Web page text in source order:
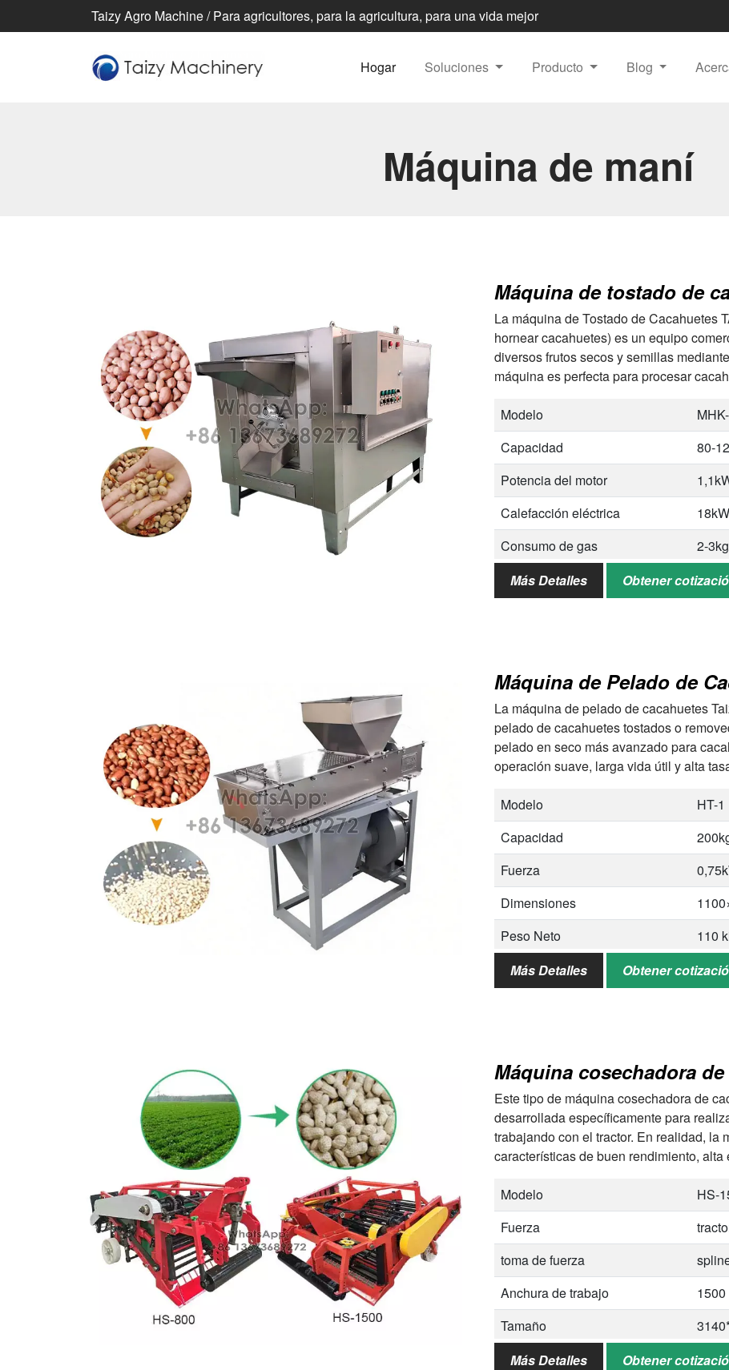
Taizy Agro Machine / Para agricultores, para la agricultura, para una vida mejor
Hogar Soluciones Producto Blog
Máquina de maní
Máquina de tostado de
La máquina de Tostado de Cacahuetes
hornear cacahuetes) es un equipo
diversos frutos secos y semillas
máquina es perfecta para procesar
Modelo
Capacidad
80-
Potencia del motor
Calefacción eléctrica
18kW
Consumo de gas
2-
Dimensiones
Más Detalles Obtener
La máquina de pelado de cacahuetes
pelado de cacahuetes tostados o
pelado en seco más avanzado para
operación suave, larga vida útil y alta
Modelo
HT-1
Capacidad
Fuerza
Dimensiones
Peso Neto
110
Peso Bruto
Más Detalles Obtener
Máquina cosechadora
Este tipo de máquina cosechadora de
desarrollada específicamente para
trabajando con el tractor. En realidad, la
características de buen rendimiento,
Modelo
HS-
Fuerza
toma de fuerza
Anchura de trabajo
Tamaño
Peso
498
Más Detalles Obtener